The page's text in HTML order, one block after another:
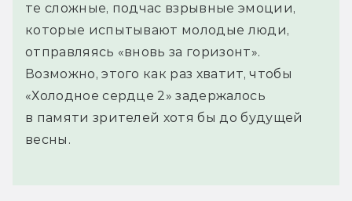
те сложные, подчас взрывные эмоции,
которые испытывают молодые люди,
отправляясь «вновь за горизонт».
Возможно, этого как раз хватит, чтобы
«Холодное сердце 2» задержалось
в памяти зрителей хотя бы до будущей
весны.